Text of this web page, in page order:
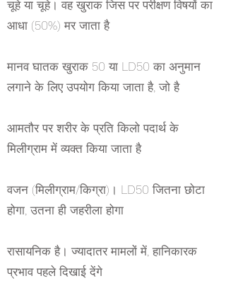
चूहे या चूहे। वह खुराक जिस पर परीक्षण विषयों का
आधा (50%) मर जाता है
मानव घातक खुराक 50 या LD50 का अनुमान
लगाने के लिए उपयोग किया जाता है, जो है
आमतौर पर शरीर के प्रति किलो पदार्थ के
मिलीग्राम में व्यक्त किया जाता है
वजन (मिलीग्राम/किग्रा)। LD50 जितना छोटा
होगा, उतना ही जहरीला होगा
रासायनिक है। ज्यादातर मामलों में, हानिकारक
प्रभाव पहले दिखाई देंगे